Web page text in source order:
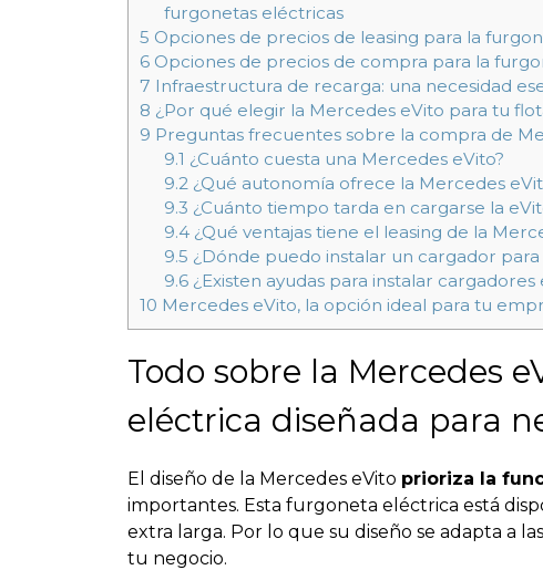
furgonetas eléctricas
5 Opciones de precios de leasing para la
6Opciones de precios de compra para la
7 Infraestructura de recarga: una necesidad
8 ¿Por qué elegir la Mercedes eVito para tu
9 Preguntas frecuentes sobre la compra de
9.1 ¿Cuánto cuesta una Mercedes eVito?
9.2 ¿Qué autonomía ofrece la Mercedes
9.3 ¿Cuánto tiempo tarda en cargarse la
9.4 ¿Qué ventajas tiene el leasing de la
9.5 ¿Dónde puedo instalar un cargador para
9.6 ¿Existen ayudas para instalar cargadores
10 Mercedes eVito, la opción ideal para tu
Todo sobre la Mercedes
eléctrica diseñada para
El diseño de la Mercedes eVito prioriza la
importantes. Esta furgoneta eléctrica está
extra larga. Por lo que su diseño se adapta a
tu negocio.